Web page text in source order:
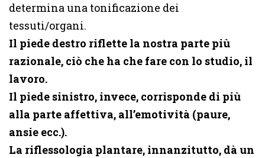
determina una tonificazione dei
tessuti/organi.
Il piede destro riflette la nostra parte più
razionale, ciò che ha che fare con lo studio, il
lavoro.
Il piede sinistro, invece, corrisponde di più
alla parte affettiva, all’emotività (paure,
ansie ecc.).
La riflessologia plantare, innanzitutto, dà un